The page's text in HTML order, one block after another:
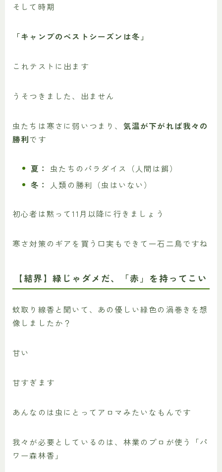
そして時期
「キャンプのベストシーズンは冬」
これテストに出ます
うそつきました、出ません
虫たちは寒さに弱いつまり、 気温が下がれば我々の
勝利です
夏：
虫たちのパラダイス（人間は餌）
冬：
人類の勝利（虫はいない）
初心者は黙って11月以降に行きましょう
寒さ対策のギアを買う口実もできて一石二鳥ですね
【結界】緑じゃダメだ、「赤」を持ってこい
蚊取り線香と聞いて、あの優しい緑色の渦巻きを想
像しましたか？
甘い
甘すぎます
あんなのは虫にとってアロマみたいなもんです
我々が必要としているのは、林業のプロが使う「パ
ワー森林香」